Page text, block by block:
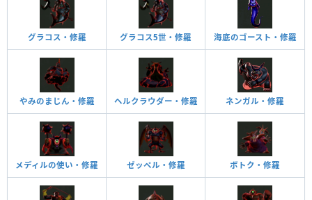
グラコス・修羅 グラコス5世・修羅 海底のゴースト・修羅
やみのまじん・修羅 ヘルクラウダー・修羅 ネンガル・修羅
メディルの使い・修羅 ゼッペル・修羅 ボトク・修羅